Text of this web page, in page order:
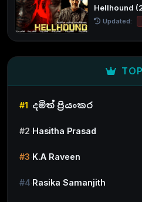
Hellhound
Updated:
#1 දමිත් ප්‍රියංකර
#2 Hasitha Prasad
#3 K.A Raveen
#4 Rasika Samanjith